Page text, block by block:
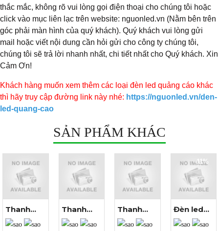
thắc mắc, không rõ vui lòng gọi điện thoại cho chúng tôi hoặc
click vào mục liên lạc trên website: nguonled.vn (Nằm bên trên
góc phải màn hình của quý khách). Quý khách vui lòng gửi
mail hoặc viết nội dung cần hỏi gửi cho công ty chúng tôi,
chúng tôi sẽ trả lời nhanh nhất, chi tiết nhất cho Quý khách. Xin
Cảm Ơn!
​Khách hàng muốn xem thêm các loại đèn led quảng cáo khác
thì hãy truy cập đường link này nhé: https://nguonled.vn/den-
led-quang-cao
SẢN PHẨM KHÁC
Xem
thêm ảnh
Thanh
nhôm V
Xem
thêm ảnh
Thanh
nhôm U
Xem
thêm ảnh
Thanh
nhôm YW
-11%
Xem
thêm ảnh
Đèn led
đúc F5